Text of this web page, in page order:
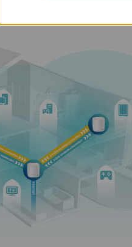
для
меті драматично
ефективність в умовах